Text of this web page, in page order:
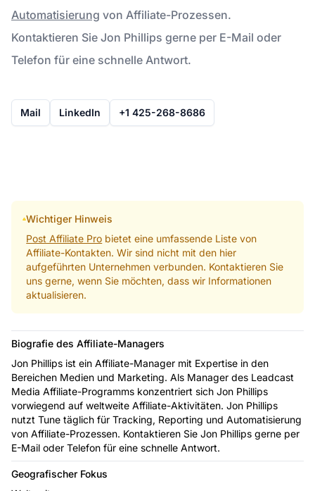
Automatisierung von Affiliate-Prozessen.
Kontaktieren Sie Jon Phillips gerne per E-Mail oder
Telefon für eine schnelle Antwort.
Mail LinkedIn +1 425-268-8686
Wichtiger Hinweis
Post Affiliate Pro bietet eine umfassende Liste von
Affiliate-Kontakten. Wir sind nicht mit den hier
aufgeführten Unternehmen verbunden. Kontaktieren Sie
uns gerne, wenn Sie möchten, dass wir Informationen
aktualisieren.
Biografie des Affiliate-Managers
Jon Phillips ist ein Affiliate-Manager mit Expertise in den
Bereichen Medien und Marketing. Als Manager des Leadcast
Media Affiliate-Programms konzentriert sich Jon Phillips
vorwiegend auf weltweite Affiliate-Aktivitäten. Jon Phillips
nutzt Tune täglich für Tracking, Reporting und Automatisierung
von Affiliate-Prozessen. Kontaktieren Sie Jon Phillips gerne per
E-Mail oder Telefon für eine schnelle Antwort.
Geografischer Fokus